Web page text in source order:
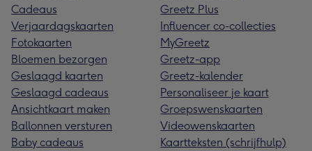
Cadeaus
Verjaardagskaarten
Fotokaarten
Bloemen bezorgen
Geslaagd kaarten
Geslaagd cadeaus
Ansichtkaart maken
Ballonnen versturen
Baby cadeaus
Greetz Plus
Influencer co-collecties
MyGreetz
Greetz-app
Greetz-kalender
Personaliseer je kaart
Groepswenskaarten
Videowenskaarten
Kaartteksten (schrijfhulp)